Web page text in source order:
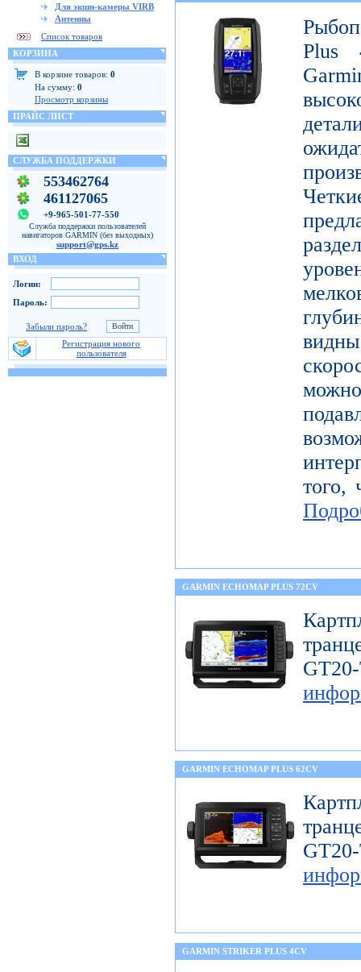
Для экшн-камеры VIRB
Антенны
Список товаров
КОРЗИНА
В корзине товаров: 0
На сумму: 0
Просмотр корзины
ПРАЙС ЛИСТ
СЛУЖБА ПОДДЕРЖКИ
553462764
461127065
+9-965-501-77-550
Служба поддержки пользователей
навигаторов GARMIN (без выходных)
support@gps.kz
ВХОД
Логин:
Пароль:
Забыли пароль?
Регистрация нового
пользователя
Plus
того,
GARMIN ECHOMAP PLUS 72CV
GARMIN ECHOMAP PLUS 62CV
GARMIN STRIKER PLUS 4CV